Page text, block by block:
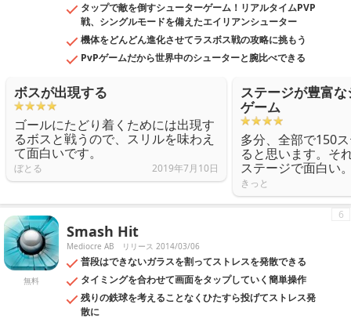
タップで敵を倒すシューターゲーム！リアルタイムPVP
戦、シングルモードを備えたエイリアンシューター
機体をどんどん進化させてラスボス戦の攻略に挑もう
PvPゲームだから世界中のシューターと腕比べできる
ボスが出現する
ゴールにたどり着くためには出現す
るボスと戦うので、スリルを味わえ
て面白いです。
ぼとる 2019年7月10日
ステージが豊富
ゲーム
多分、全部で150
ると思います。そ
ステージで面白い
きっと
無料
Smash Hit
Mediocre AB リリース 2014/03/06
普段はできないガラスを割ってストレスを発散できる
タイミングを合わせて画面をタップしていく簡単操作
残りの鉄球を考えることなくひたすら投げてストレス発
散に
6